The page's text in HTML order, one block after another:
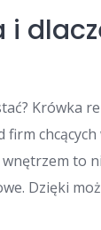
i
Krówka
to
Dzięki